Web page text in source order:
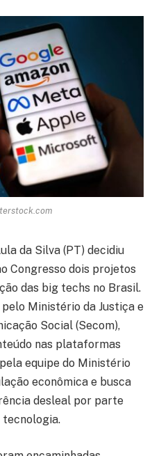
da Silva (PT) decidiu
Congresso dois projetos
das big techs no Brasil.
Ministério da Justiça e
Social (Secom),
nas plataformas
equipe do Ministério
econômica e busca
desleal por parte
tecnologia.